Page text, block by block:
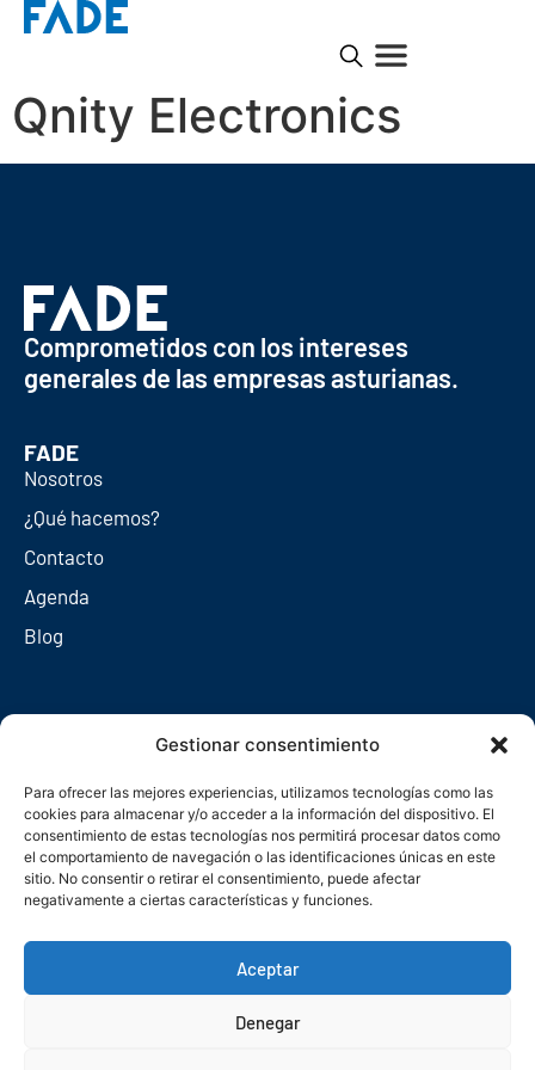
Gestionar consentimiento
Para ofrecer las mejores experiencias, utilizamos tecnologías como las
cookies para almacenar y/o acceder a la información del dispositivo. El
consentimiento de estas tecnologías nos permitirá procesar datos como
el comportamiento de navegación o las identificaciones únicas en este
sitio. No consentir o retirar el consentimiento, puede afectar
negativamente a ciertas características y funciones.
Aceptar
Denegar
Qnity Electronics
Comprometidos con los intereses
generales de las empresas asturianas.
FADE
Nosotros
¿Qué hacemos?
Contacto
Agenda
Blog
Redes sociales